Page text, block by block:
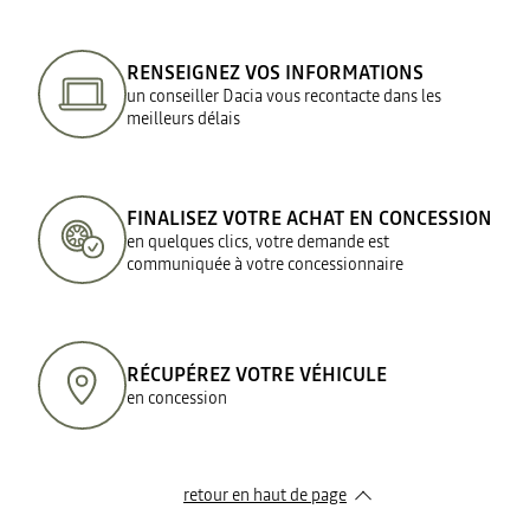
RENSEIGNEZ VOS INFORMATIONS
un conseiller Dacia vous recontacte dans les
meilleurs délais
FINALISEZ VOTRE ACHAT EN CONCESSION
en quelques clics, votre demande est
communiquée à votre concessionnaire
RÉCUPÉREZ VOTRE VÉHICULE
en concession
retour en haut de page​